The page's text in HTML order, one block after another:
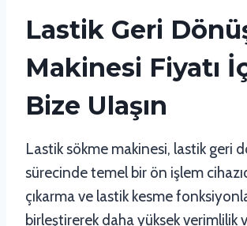
Lastik Geri
Makinesi Fiyatı
Bize Ulaşın
Lastik sökme makinesi, lastik geri
sürecinde temel bir ön işlem
çıkarma ve lastik kesme
birleştirerek daha yüksek verimlilik